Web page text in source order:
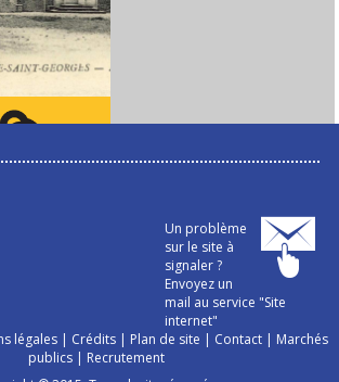
Un problème
sur le site à
signaler ?
Envoyez un
mail au service "Site
internet"
légales | Crédits | Plan de site | Contact | Marchés
publics | Recrutement